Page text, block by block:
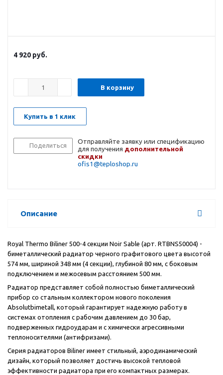
4 920 руб.
В корзину
Купить в 1 клик
Поделиться
Отправляйте заявку или спецификацию
для получения дополнительной
скидки
ofis1@teploshop.ru
Описание
Royal Thermo Biliner 500-4 секции Noir Sable (арт. RTBNS50004) -
биметаллический радиатор черного графитового цвета высотой
574 мм, шириной 348 мм (4 секции), глубиной 80 мм, с боковым
подключением и межосевым расстоянием 500 мм.
Радиатор представляет собой полностью биметаллический
прибор со стальным коллектором нового поколения
Absolutbimetall, который гарантирует надежную работу в
системах отопления с рабочим давлением до 30 бар,
подверженных гидроударам и с химически агрессивными
теплоносителями (антифризами).
Серия радиаторов Biliner имеет стильный, аэродинамический
дизайн, который позволяет достичь высокой тепловой
эффективности радиатора при его компактных размерах.